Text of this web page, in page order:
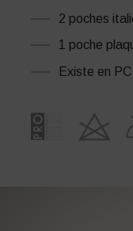
2 poches
1 poche
Existe en PC